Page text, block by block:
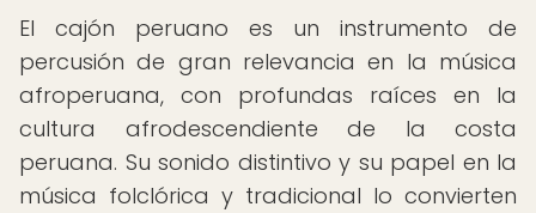
El cajón peruano es un instrumento de
percusión de gran relevancia en la música
afroperuana, con profundas raíces en la
cultura afrodescendiente de la costa
peruana. Su sonido distintivo y su papel en la
música folclórica y tradicional lo convierten